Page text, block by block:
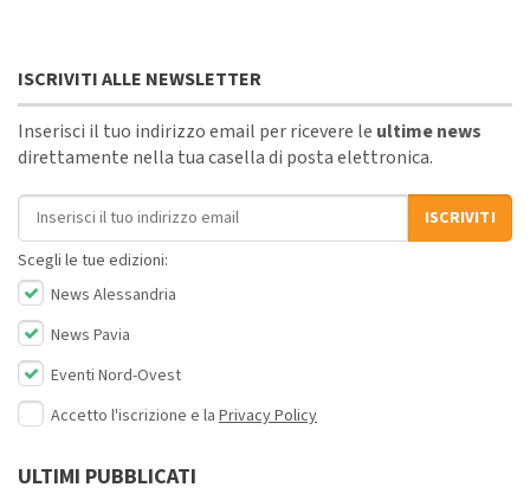
ISCRIVITI ALLE NEWSLETTER
Inserisci il tuo indirizzo email per ricevere le ultime news
direttamente nella tua casella di posta elettronica.
Indirizzo email
ISCRIVITI
Scegli le tue edizioni:
News Alessandria
News Pavia
Eventi Nord-Ovest
Accetto l'iscrizione e la Privacy Policy
ULTIMI PUBBLICATI